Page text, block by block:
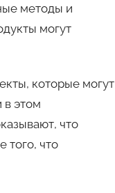
методы и
могут
которые могут
в этом
что
того, что